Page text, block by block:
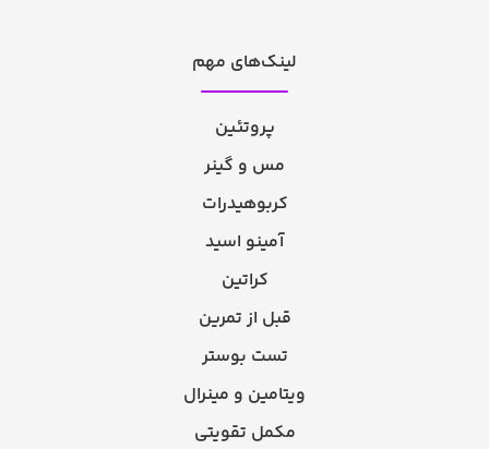
لینک‌های مهم
پروتئین
مس و گینر
کربوهیدرات
آمینو اسید
کراتین
قبل از تمرین
تست بوستر
ویتامین و مینرال
مکمل تقویتی